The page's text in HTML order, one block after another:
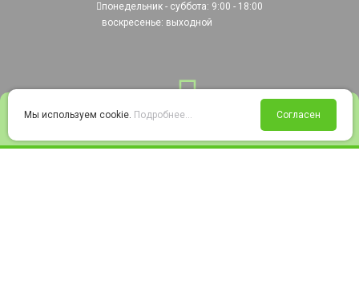
Войти Избранное Корзина
понедельник - суббота: 9:00 - 18:00
воскресенье: выходной
Мы используем cookie. Подробнее... Согласен